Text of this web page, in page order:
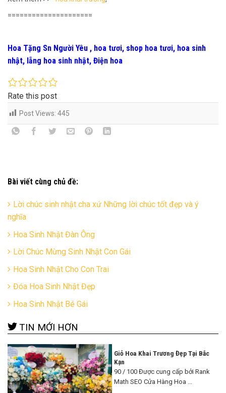
=====================
Hoa Tặng Sn Người Yêu , hoa tươi, shop hoa tươi, hoa sinh
nhật, lẵng hoa sinh nhật, Điện hoa
Rate this post
Post Views: 445
Bài viết cùng chủ đề:
Lời chúc sinh nhật cha xứ Những lời chúc tốt đẹp và ý
nghĩa
Hoa Sinh Nhật Đàn Ông
Lời Chúc Mừng Sinh Nhật Con Gái
Hoa Sinh Nhật Cho Con Trai
Đóa Hoa Sinh Nhật Đẹp
Hoa Sinh Nhật Bé Gái
TIN MỚI HƠN
Giỏ Hoa Khai Trương Đẹp Tại Bắc
Kạn
90 / 100 Được cung cấp bởi Rank
Math SEO Cửa Hàng Hoa ...